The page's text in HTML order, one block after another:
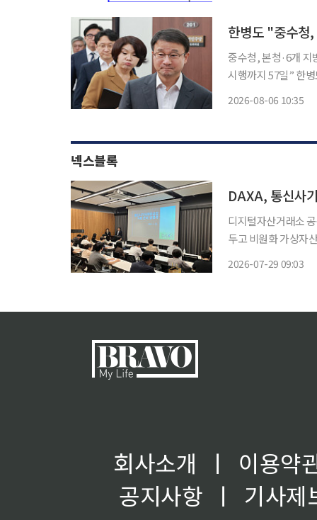
한병도 "중수청
중수청, 본청·6개 지
시행까지 57일” 한병도 더불어민주당 당대표 직무대행 겸 원내대표가 중대범죄수사청(중수
2026-08-06 10:35
넥스블록
DAXA, 통신사
디지털자산거래소
두고 비원화 가상자산거래소의 제
2026-07-29 09:03
회사소개 ㅣ
이용약
공지사항
ㅣ
기사제